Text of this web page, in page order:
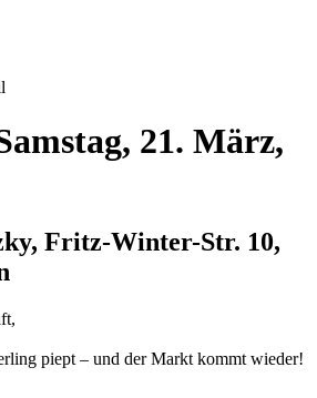
21. März,
Fritz-Winter-Str. 10,
piept – und der Markt kommt wieder!